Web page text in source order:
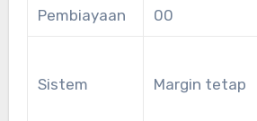
Pembiayaan
00
Sistem Margin tetap